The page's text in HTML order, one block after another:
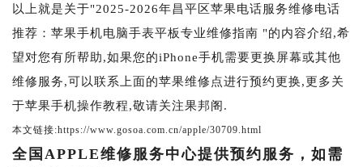
以上就是关于"2025-2026年昌平区苹果电话服务维修电话
推荐：苹果手机电脑手表平板专业维修指南 "的内容介绍,希
望对您有所帮助,如果您的iPhone手机需要更换屏幕或其他
维修服务,可以联系上面的苹果维修点进行预约更换,更多关
于苹果手机操作教程,敬请关注果邦阁.
本文链接:https://www.gosoa.com.cn/apple/30709.html
全国APPLE维修服务中心提供预约服务，如需